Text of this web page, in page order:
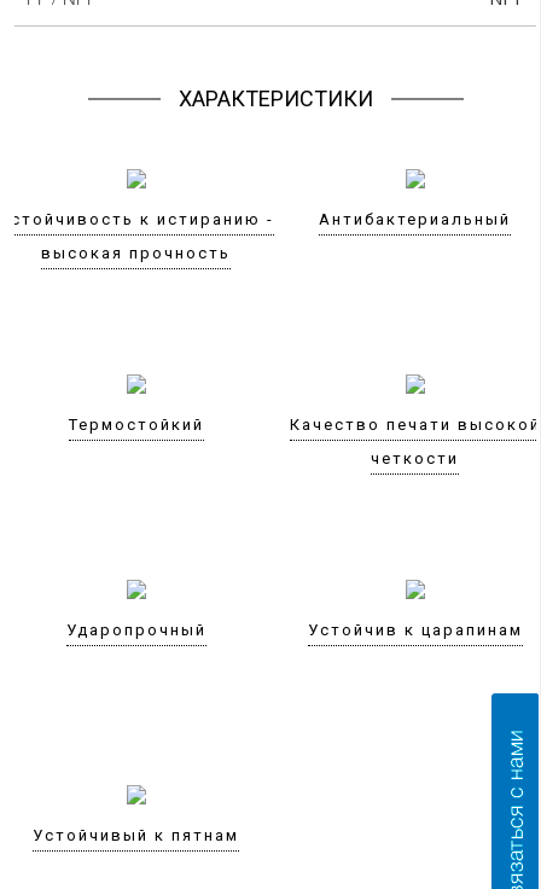
ХАРАКТЕРИСТИКИ
к истиранию -
высокая прочность
Антибактериальный
Термостойкий
Качество печати высокой
четкости
Ударопрочный Устойчив к царапинам
Устойчивый к пятнам